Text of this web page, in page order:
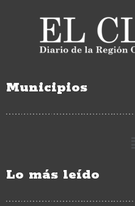
Municipios
Lo más leído